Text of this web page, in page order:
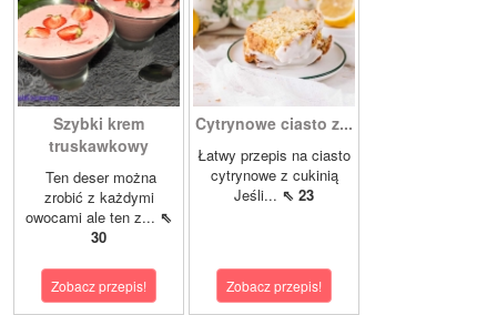
Szybki krem
truskawkowy
Ten deser można
zrobić z każdymi
owocami ale ten z... ⇖
30
Zobacz przepis!
Cytrynowe ciasto z...
Łatwy przepis na ciasto
cytrynowe z cukinią
Jeśli... ⇖ 23
Zobacz przepis!